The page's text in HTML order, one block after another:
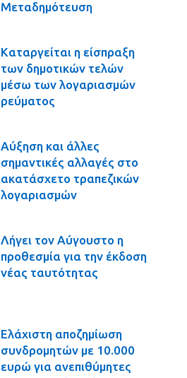
Μεταδημότευση
Καταργείται η είσπραξη
των δημοτικών τελών
μέσω των λογαριασμών
ρεύματος
Αύξηση και άλλες
σημαντικές αλλαγές στο
ακατάσχετο τραπεζικών
λογαριασμών
Λήγει τον Αύγουστο η
προθεσμία για την έκδοση
νέας ταυτότητας
Ελάχιστη αποζημίωση
συνδρομητών με 10.000
ευρώ για ανεπιθύμητες